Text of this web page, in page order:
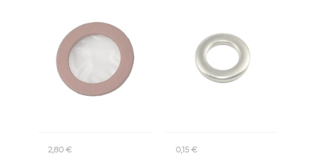
2,80 € 0,15 €